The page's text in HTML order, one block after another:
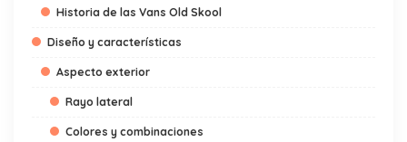
Historia de las Vans Old Skool
Diseño y características
Aspecto exterior
Rayo lateral
Colores y combinaciones